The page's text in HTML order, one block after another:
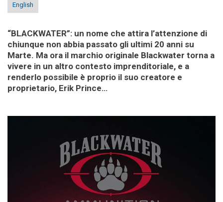
English
“BLACKWATER”: un nome che attira l’attenzione di
chiunque non abbia passato gli ultimi 20 anni su
Marte. Ma ora il marchio originale Blackwater torna a
vivere in un altro contesto imprenditoriale, e a
renderlo possibile è proprio il suo creatore e
proprietario, Erik Prince…